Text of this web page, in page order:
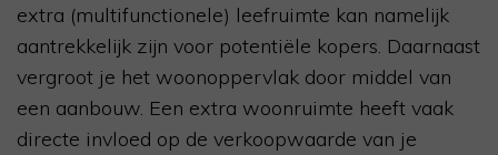
extra (multifunctionele) leefruimte kan namelijk
aantrekkelijk zijn voor potentiële kopers. Daarnaast
vergroot je het woonoppervlak door middel van
een aanbouw. Een extra woonruimte heeft vaak
directe invloed op de verkoopwaarde van je